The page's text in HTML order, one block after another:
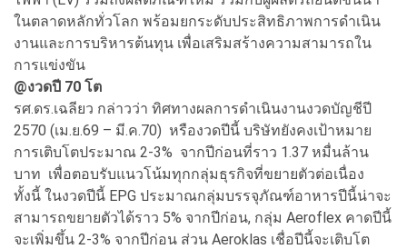
ในตลาดหลักทั่วโลก พร้อมยกระดับประสิทธิภาพการดำเนิน
งานและการบริหารต้นทุน เพื่อเสริมสร้างความสามารถใน
การแข่งขัน
@งวดปี 70 โต
รศ.ดร.เฉลียว กล่าวว่า ทิศทางผลการดำเนินงานงวดบัญชีปี
2570 (เม.ย.69 – มี.ค.70) หรืองวดปีนี้ บริษัทยังคงเป้าหมาย
การเติบโตประมาณ 2-3% จากปีก่อนที่ราว 1.37 หมื่นล้าน
บาท เพื่อตอบรับแนวโน้มทุกกลุ่มธุรกิจที่ขยายตัวต่อเนื่อง
ทั้งนี้ ในงวดปีนี้ EPG ประมาณกลุ่มบรรจุภัณฑ์อาหารปีนี้น่าจะ
สามารถขยายตัวได้ราว 5% จากปีก่อน, กลุ่ม Aeroflex คาดปีนี้
จะเพิ่มขึ้น 2-3% จากปีก่อน ส่วน Aeroklas เชื่อปีนี้จะเติบโต